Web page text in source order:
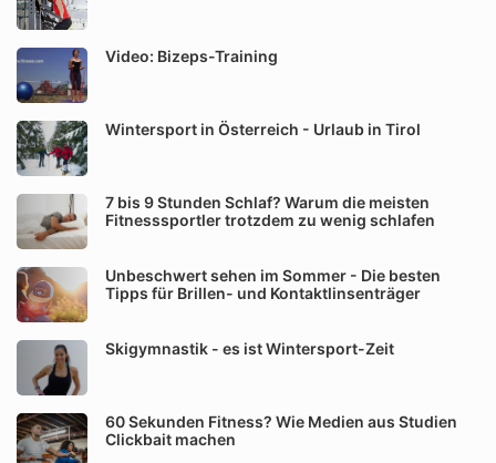
Video: Bizeps-Training
Wintersport in Österreich - Urlaub in Tirol
7 bis 9 Stunden Schlaf? Warum die meisten
Fitnesssportler trotzdem zu wenig schlafen
Unbeschwert sehen im Sommer - Die besten
Tipps für Brillen- und Kontaktlinsenträger
Skigymnastik - es ist Wintersport-Zeit
60 Sekunden Fitness? Wie Medien aus Studien
Clickbait machen